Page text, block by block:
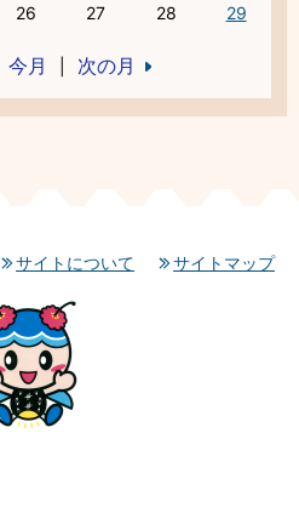
26 27 28
29
今月 次の月
サイトについて サイトマップ